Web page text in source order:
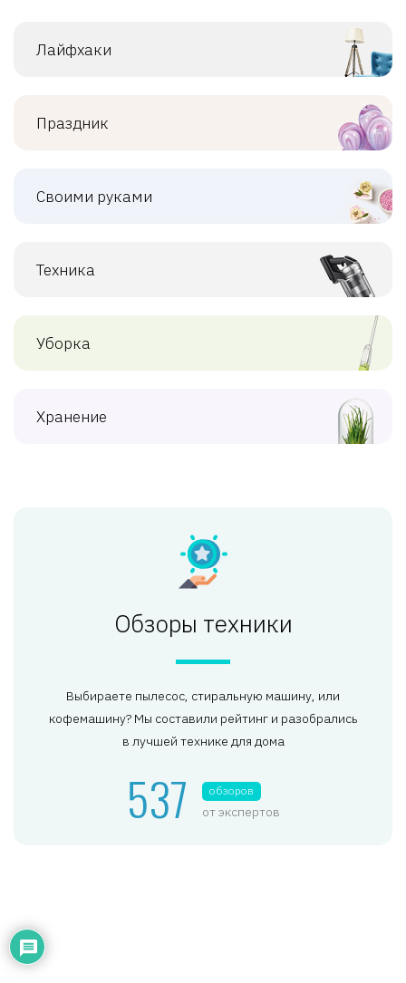
Лайфхаки
Праздник
Своими руками
Техника
Уборка
Хранение
Обзоры техники
Выбираете пылесос, стиральную машину, или
кофемашину? Мы составили рейтинг и разобрались
в лучшей технике для дома
537 обзоров
от экспертов